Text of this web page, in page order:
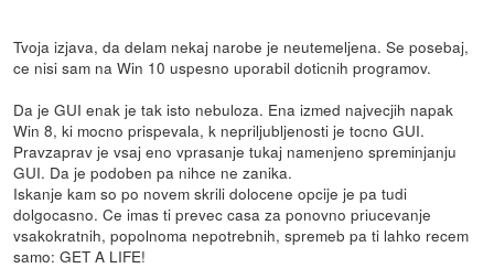
Tvoja izjava, da delam nekaj narobe je neutemeljena. Se posebaj,
ce nisi sam na Win 10 uspesno uporabil doticnih programov.
Da je GUI enak je tak isto nebuloza. Ena izmed najvecjih napak
Win 8, ki mocno prispevala, k nepriljubljenosti je tocno GUI.
Pravzaprav je vsaj eno vprasanje tukaj namenjeno spreminjanju
GUI. Da je podoben pa nihce ne zanika.
Iskanje kam so po novem skrili dolocene opcije je pa tudi
dolgocasno. Ce imas ti prevec casa za ponovno priucevanje
vsakokratnih, popolnoma nepotrebnih, spremeb pa ti lahko recem
samo: GET A LIFE!